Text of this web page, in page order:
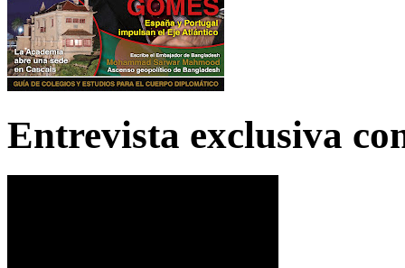
Entrevista exclusiva